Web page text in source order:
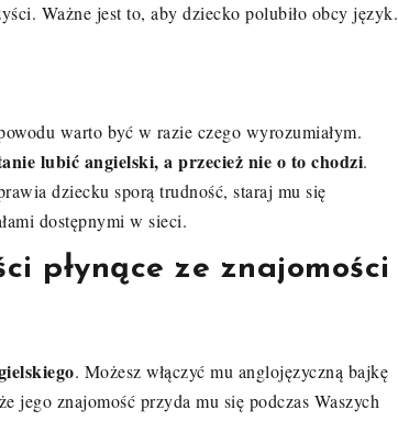
Ważne jest to, aby dziecko polubiło obcy język.
warto być w razie czego wyrozumiałym.
lubić angielski, a przecież nie o to chodzi.
dziecku sporą trudność, staraj mu się
dostępnymi w sieci.
płynące ze znajomości
. Możesz włączyć mu anglojęzyczną bajkę
znajomość przyda mu się podczas Waszych